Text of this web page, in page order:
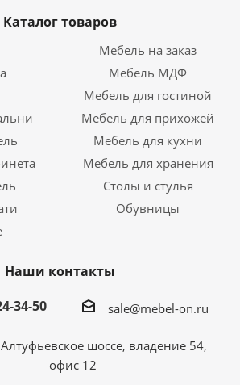
Каталог товаров
Мебель на заказ
Мебель МДФ
Мебель для гостиной
Мебель для прихожей
Мебель для кухни
Мебель для хранения
Столы и стулья
Обувницы
Наши контакты
34-50
sale@mebel-on.ru
шоссе, владение 54,
офис 12